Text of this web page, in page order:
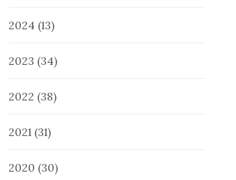
2024 (13)
2023 (34)
2022 (38)
2021 (31)
2020 (30)